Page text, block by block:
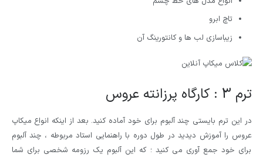
تاچ ابرو
زیباسازی لب ها و کانتورینگ آن
ترم 3 : کارگاه پرزانته عروس
در این ترم بایستی چند آلبوم برای خود آماده کنید. بعد از اینکه انواع میکاپ
عروس را آموزش دیدید در طول دوره با راهنمایی استاد مربوطه ، چند آلبوم
برای خود جمع آوری می کنید ؛ که این آلبوم یک رزومه شخصی برای شما